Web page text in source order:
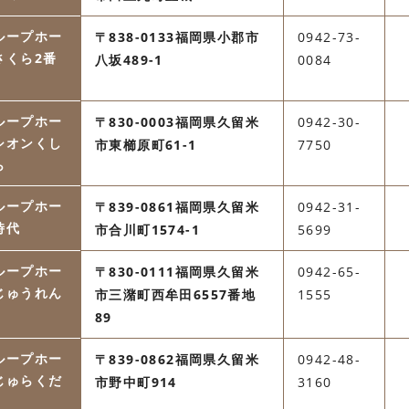
ープホー
くら2番
〒838-0133福岡県小郡市
八坂489-1
0942-73-
0084
ープホー
オンくし
〒830-0003福岡県久留米
市東櫛原町61-1
0942-30-
7750
ープホー
代
〒839-0861福岡県久留米
市合川町1574-1
0942-31-
5699
ープホー
ゅうれん
〒830-0111福岡県久留米
市三潴町西牟田6557番地
89
0942-65-
1555
ープホー
ゅらくだ
〒839-0862福岡県久留米
市野中町914
0942-48-
3160